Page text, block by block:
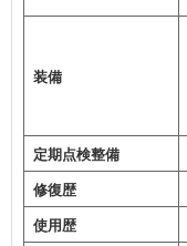
装備
定期点検整備
修復歴
使用歴